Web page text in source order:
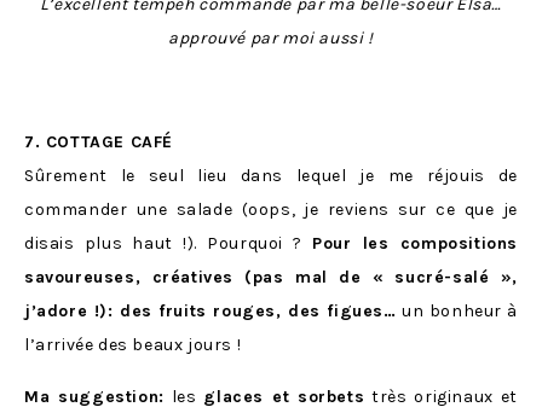
approuvé par moi aussi !
7. COTTAGE CAFÉ
Sûrement le seul lieu dans lequel je me réjouis de
commander une salade (oops, je reviens sur ce que je
disais plus haut !). Pourquoi ? Pour les compositions
savoureuses, créatives (pas mal de « sucré-salé »,
j’adore !): des fruits rouges, des figues… un bonheur à
l’arrivée des beaux jours !
Ma suggestion: les glaces et sorbets très originaux et